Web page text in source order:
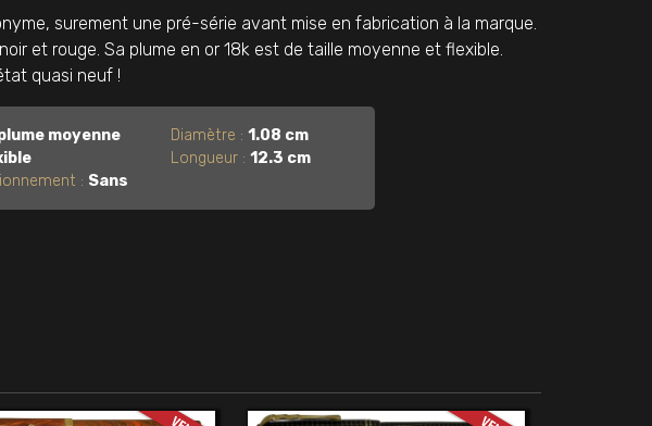
surement une pré-série avant mise en fabrication à la marque.
et rouge. Sa plume en or 18k est de taille moyenne et flexible.
quasi neuf !
moyenne
: Sans
Diamètre :1.08 cm
Longueur :12.3 cm